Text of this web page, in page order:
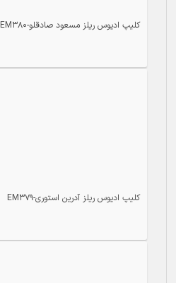
کلیپ ادیوس ریلز مسعود صادقلو-EM380
کلیپ ادیوس ریلز آدرین استوری-EM379